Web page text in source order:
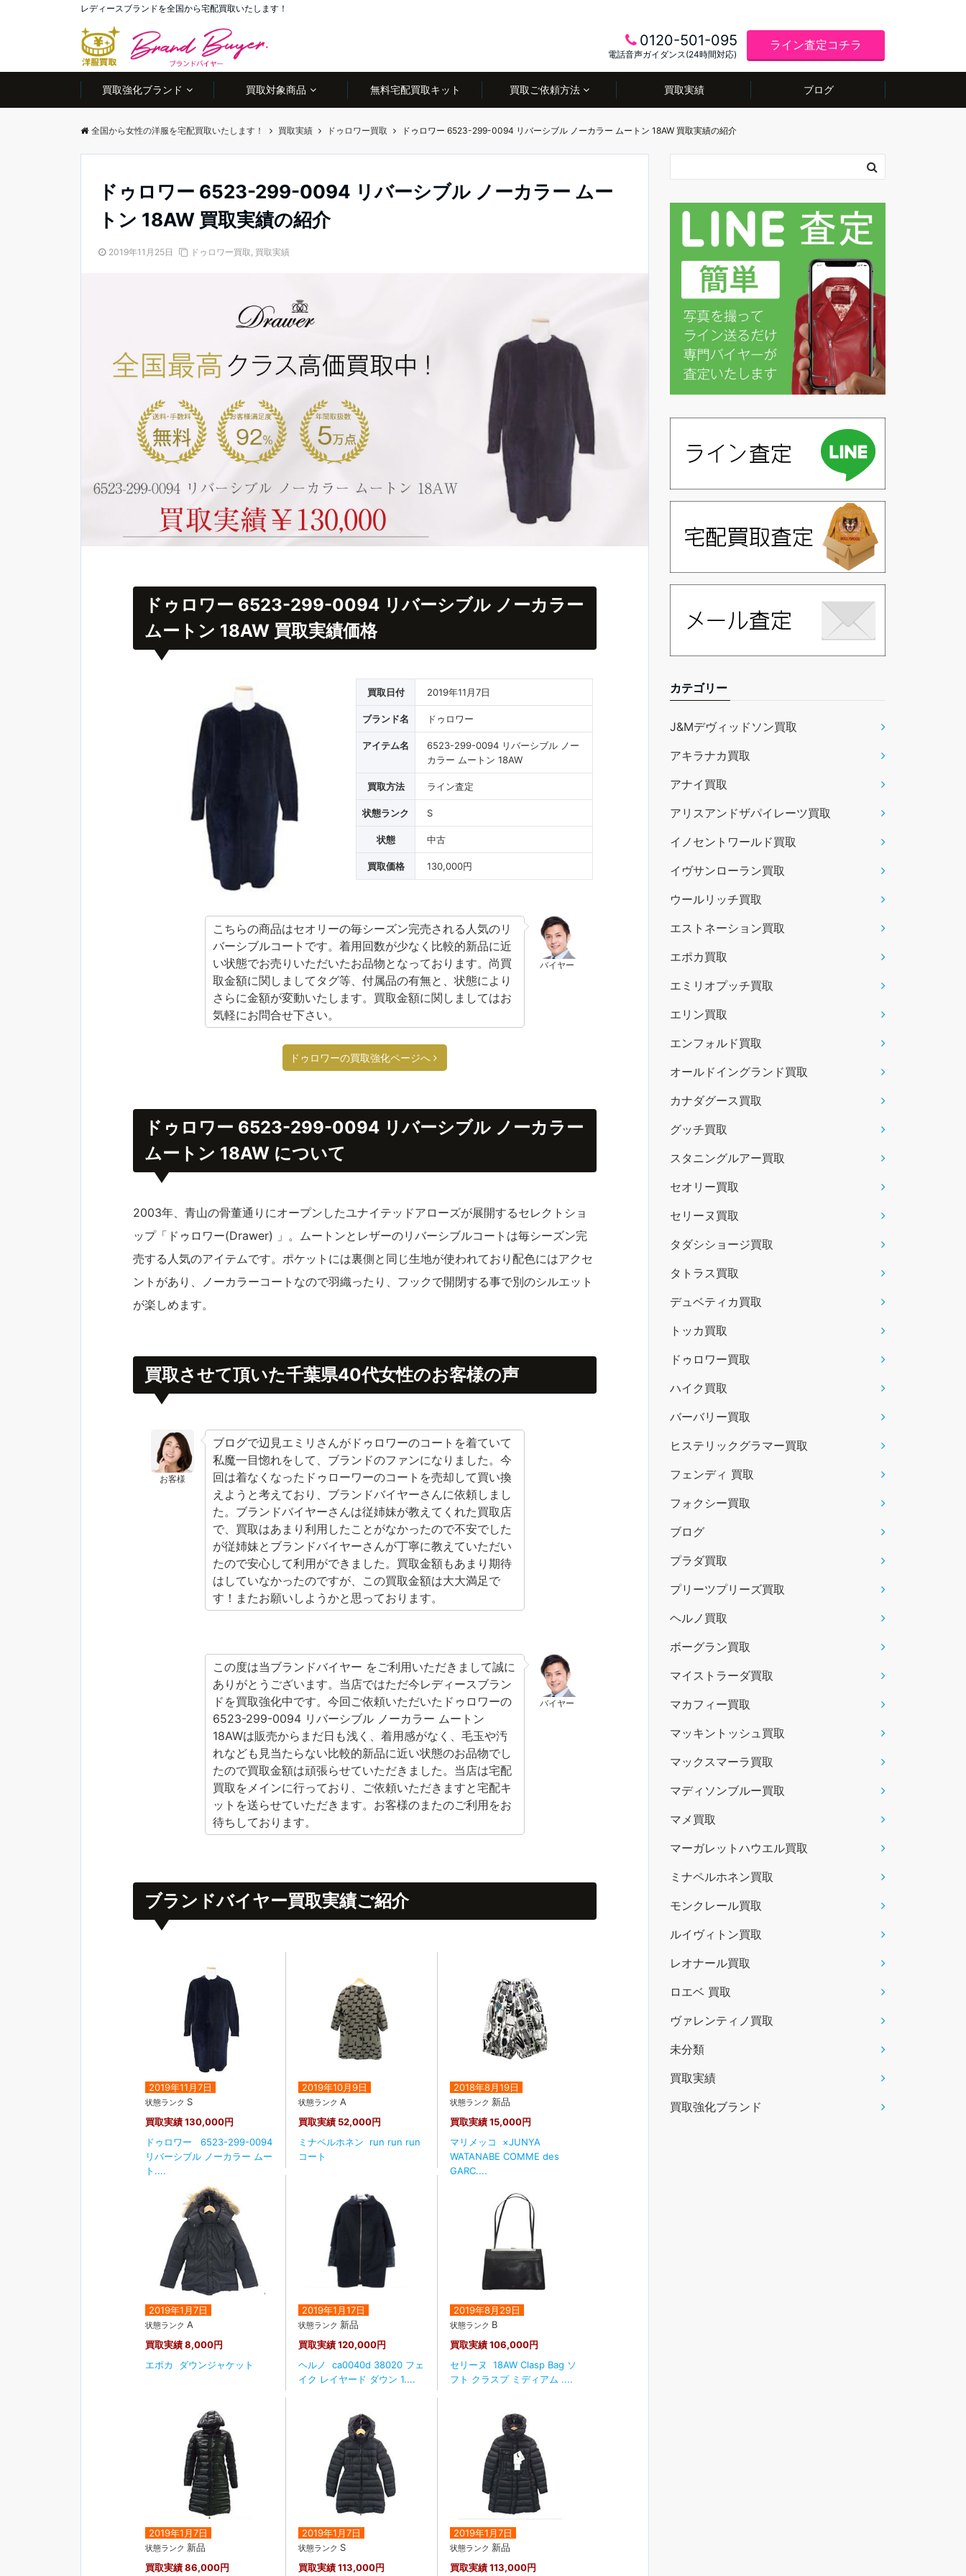
レディースブランドを全国から宅配買取いたします！
0120-501-095
電話音声ガイダンス(24時間対応)
ライン査定コチラ
買取強化ブランド 買取対象商品 無料宅配買取キット 買取ご依頼方法 買取実績 ブログ
全国から女性の洋服を宅配買取いたします！ 買取実績 ドゥロワー買取 ドゥロワー 6523-299-0094 リバーシブル ノーカラー ムートン 18AW 買取実績の紹介
ドゥロワー 6523-299-0094 リバーシブル ノーカラー ムー
トン 18AW 買取実績の紹介
2019年11月25日 ドゥロワー買取, 買取実績
ドゥロワー 6523-299-0094 リバーシブル ノーカラー
ムートン 18AW 買取実績価格
買取日付 2019年11月7日
ブランド名 ドゥロワー
アイテム名
6523-299-0094 リバーシブル ノー
カラー ムートン 18AW
買取方法 ライン査定
状態ランク S
状態 中古
買取価格 130,000円
バイヤー
こちらの商品はセオリーの毎シーズン完売される人気のリ
バーシブルコートです。着用回数が少なく比較的新品に近
い状態でお売りいただいたお品物となっております。尚買
取金額に関しましてタグ等、付属品の有無と、状態により
さらに金額が変動いたします。買取金額に関しましてはお
気軽にお問合せ下さい。
ドゥロワーの買取強化ページへ
ドゥロワー 6523-299-0094 リバーシブル ノーカラー
ムートン 18AW について
2003年、青山の骨董通りにオープンしたユナイテッドアローズが展開するセレクトショ
ップ「ドゥロワー(Drawer) 」。ムートンとレザーのリバーシブルコートは毎シーズン完
売する人気のアイテムです。ポケットには裏側と同じ生地が使われており配色にはアクセ
ントがあり、ノーカラーコートなので羽織ったり、フックで開閉する事で別のシルエット
が楽しめます。
買取させて頂いた千葉県40代女性のお客様の声
お客様
ブログで辺見エミリさんがドゥロワーのコートを着ていて
私魔一目惚れをして、ブランドのファンになりました。今
回は着なくなったドゥローワーのコートを売却して買い換
えようと考えており、ブランドバイヤーさんに依頼しまし
た。ブランドバイヤーさんは従姉妹が教えてくれた買取店
で、買取はあまり利用したことがなかったので不安でした
が従姉妹とブランドバイヤーさんが丁寧に教えていただい
たので安心して利用ができました。買取金額もあまり期待
はしていなかったのですが、この買取金額は大大満足で
す！またお願いしようかと思っております。
バイヤー
この度は当ブランドバイヤー をご利用いただきまして誠に
ありがとうございます。当店ではただ今レディースブラン
ドを買取強化中です。今回ご依頼いただいたドゥロワーの
6523-299-0094 リバーシブル ノーカラー ムートン
18AWは販売からまだ日も浅く、着用感がなく、毛玉や汚
れなども見当たらない比較的新品に近い状態のお品物でし
たので買取金額は頑張らせていただきました。当店は宅配
買取をメインに行っており、ご依頼いただきますと宅配キ
ットを送らせていただきます。お客様のまたのご利用をお
待ちしております。
ブランドバイヤー買取実績ご紹介
2019年11月7日
状態ランク S
買取実績130,000円
ドゥロワー 6523-299-0094
リバーシブル ノーカラー ムー
ト....
2019年10月9日
状態ランク A
買取実績 52,000円
ミナペルホネン run run run
コート
2018年8月19日
状態ランク 新品
買取実績15,000円
マリメッコ ×JUNYA
WATANABE COMME des
GARC....
2019年1月7日
状態ランク A
買取実績8,000円
エポカ ダウンジャケット
2019年1月17日
状態ランク 新品
買取実績120,000円
ヘルノ ca0040d 38020 フェ
イク レイヤード ダウン 1....
2019年8月29日
状態ランク B
買取実績106,000円
セリーヌ 18AW Clasp Bag ソ
フト クラスプ ミディアム ....
2019年1月7日
状態ランク 新品
買取実績86,000円
2019年1月7日
状態ランク S
買取実績113,000円
2019年1月7日
状態ランク 新品
買取実績113,000円
カテゴリー
J&Mデヴィッドソン買取
アキラナカ買取
アナイ買取
アリスアンドザパイレーツ買取
イノセントワールド買取
イヴサンローラン買取
ウールリッチ買取
エストネーション買取
エポカ買取
エミリオプッチ買取
エリン買取
エンフォルド買取
オールドイングランド買取
カナダグース買取
グッチ買取
スタニングルアー買取
セオリー買取
セリーヌ買取
タダシショージ買取
タトラス買取
デュベティカ買取
トッカ買取
ドゥロワー買取
ハイク買取
バーバリー買取
ヒステリックグラマー買取
フェンディ 買取
フォクシー買取
ブログ
プラダ買取
プリーツプリーズ買取
ヘルノ買取
ボーグラン買取
マイストラーダ買取
マカフィー買取
マッキントッシュ買取
マックスマーラ買取
マディソンブルー買取
マメ買取
マーガレットハウエル買取
ミナペルホネン買取
モンクレール買取
ルイヴィトン買取
レオナール買取
ロエベ 買取
ヴァレンティノ買取
未分類
買取実績
買取強化ブランド